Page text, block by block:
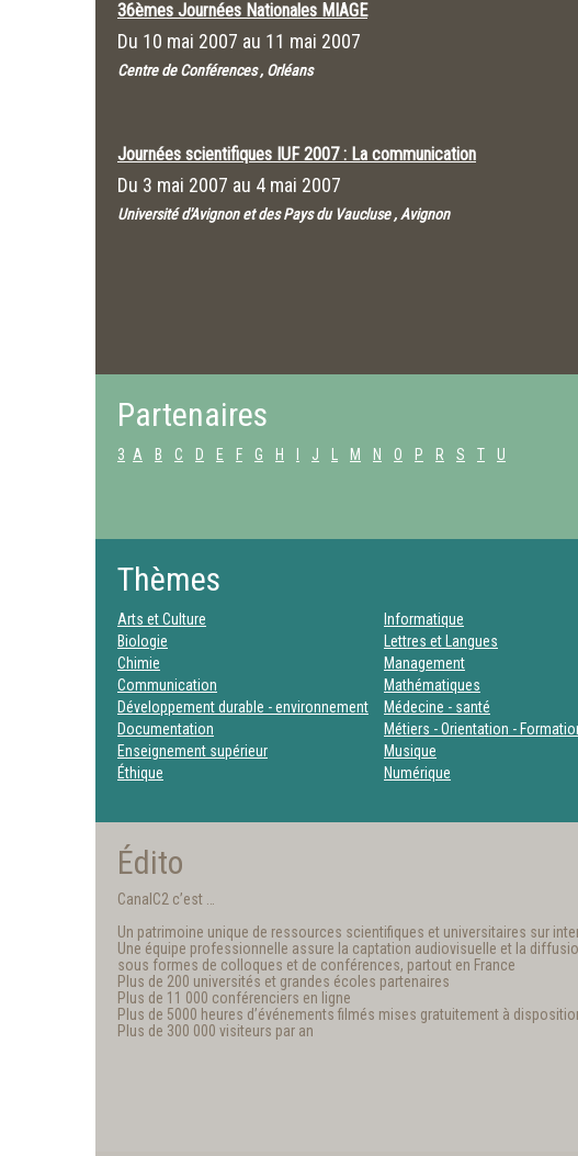
36èmes Journées Nationales MIAGE
Du 10 mai 2007 au 11 mai 2007
Centre de Conférences , Orléans
Journées scientifiques IUF 2007 : La communication
Du 3 mai 2007 au 4 mai 2007
Université d'Avignon et des Pays du Vaucluse , Avignon
Partenaires
3 A B C D E F G H J M N O P R S T U
Thèmes
Arts et Culture
Biologie
Chimie
Communication
Développement durable - environnement
Documentation
Enseignement supérieur
Éthique
Informatique
Lettres et Langues
Management
Mathématiques
Médecine - santé
Métiers - Orientation -
Musique
Numérique
Édito
CanalC2 c’est …
Un patrimoine unique de ressources scientifiques et universitaires sur
Une équipe professionnelle assure la captation audiovisuelle et la
sous formes de colloques et de conférences, partout en France
Plus de 200 universités et grandes écoles partenaires
Plus de 11 000 conférenciers en ligne
Plus de 5000 heures d’événements filmés mises gratuitement à
Plus de 300 000 visiteurs par an